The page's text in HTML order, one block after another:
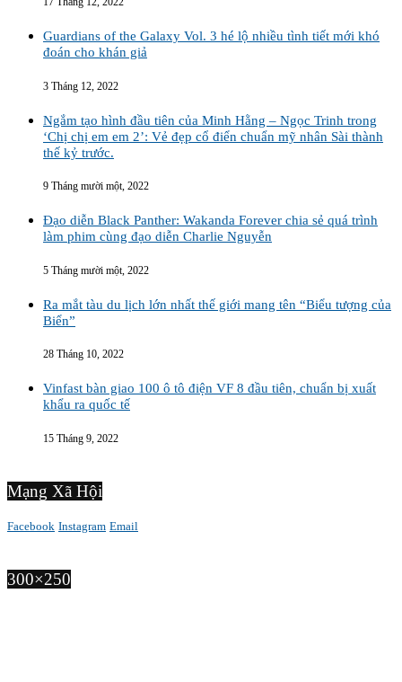
Guardians of the Galaxy Vol. 3 hé lộ nhiều tình tiết mới khó
đoán cho khán giả
3 Tháng 12, 2022
Ngắm tạo hình đầu tiên của Minh Hằng – Ngọc Trinh trong
‘Chị chị em em 2’: Vẻ đẹp cổ điển chuẩn mỹ nhân Sài thành
thế kỷ trước.
9 Tháng mười một, 2022
Đạo diễn Black Panther: Wakanda Forever chia sẻ quá trình
làm phim cùng đạo diễn Charlie Nguyễn
5 Tháng mười một, 2022
Ra mắt tàu du lịch lớn nhất thế giới mang tên “Biểu tượng của
Biển”
28 Tháng 10, 2022
Vinfast bàn giao 100 ô tô điện VF 8 đầu tiên, chuẩn bị xuất
khẩu ra quốc tế
15 Tháng 9, 2022
Mạng Xã Hội
Facebook Instagram Email
300×250